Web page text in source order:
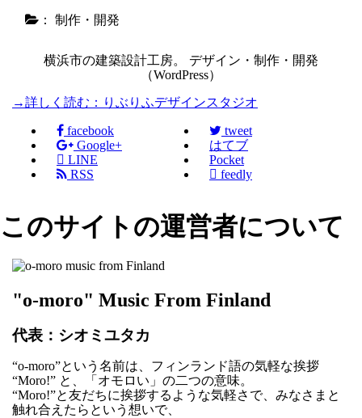
： 制作・開発
横浜市の建築設計工房。 デザイン・制作・開発
（WordPress）
→詳しく読む：りぶりふデザインスタジオ
facebook
tweet
Google+
はてブ
 LINE
Pocket
RSS
 feedly
このサイトの運営者について
"o-moro" Music From Finland
代表：シオミユタカ
“o-moro”という名前は、フィンランド語の気軽な挨拶
“Moro!” と、「オモロい」の二つの意味。
“Moro!”と友だちに挨拶するような気軽さで、みなさまと
触れ合えたらという想いで、